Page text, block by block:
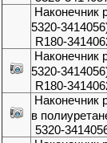
Наконечник
5320-
R180-
Наконечник
5320-
R180-
Наконечник
в
5320-